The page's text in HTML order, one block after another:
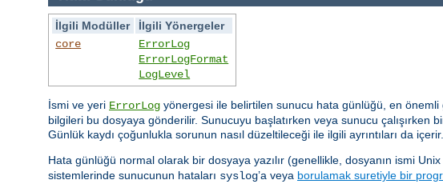
İlgili Modüller
İlgili Yönergeler
core
ErrorLog
ErrorLogFormat
LogLevel
İsmi ve yeri ErrorLog yönergesi ile belirtilen sunucu hata günlüğü, en önemli
bilgileri bu dosyaya gönderilir. Sunucuyu başlatırken veya sunucu çalışırken
Günlük kaydı çoğunlukla sorunun nasıl düzeltileceği ile ilgili ayrıntıları da içerir.
Hata günlüğü normal olarak bir dosyaya yazılır (genellikle, dosyanın ismi
sistemlerinde sunucunun hataları syslog’a veya borulamak suretiyle bir